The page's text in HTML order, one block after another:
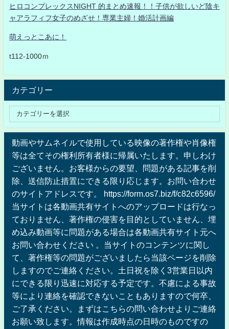
ヒロコンプレックスNIGHT 的まとめ速報！！子供が欲しいど陰キ
ャアラフィフ女子のめざせ！専業主婦！婚活計画編
萌えっとこあに！
t112-1000ｍ
カテゴリー
動画やサムネイルで使用している映像の著作権や肖像権
等は全てその権利所有者様に帰属いたします。申しわけ
ございません。お客様からの要望、問題がある記事を削
除、送信防止措置にできる限り応じます。お問い合わせ
のサイトアドレスです。 https://form.os7.biz/f/c82c6596/
当サイトは各動画共有サイトへのアップロードは行なっ
ておりません、著作権の侵害を目的としていません、埋
め込み動画等に問題がある場合は各動画共有サイト元へ
お問い合わせください 。当サイトのコンテンツに関し
て、著作権等の問題がございましたら当該ページを削除
しますのでご連絡ください。土日祝を除く3営業日以内
にできる限り迅速に対応する予定です。不慮による事故
等により連絡を確認できないこともありますので何卒、
ご了承ください。まずはこちらの問い合わせよりご連絡
お願い致します。情報は作成時点の日時のものですの